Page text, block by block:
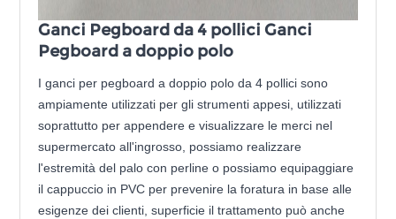
Ganci Pegboard da 4 pollici Ganci
Pegboard a doppio polo
I ganci per pegboard a doppio polo da 4 pollici sono
ampiamente utilizzati per gli strumenti appesi, utilizzati
soprattutto per appendere e visualizzare le merci nel
supermercato all'ingrosso, possiamo realizzare
l'estremità del palo con perline o possiamo equipaggiare
il cappuccio in PVC per prevenire la foratura in base alle
esigenze dei clienti, superficie il trattamento può anche